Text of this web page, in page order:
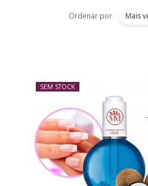
Ordenar por Mais
SEM STOCK